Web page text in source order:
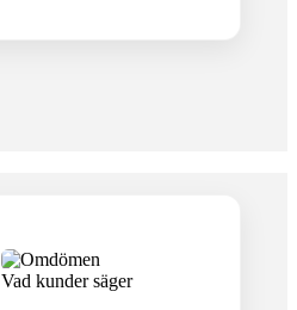
Vad kunder säger